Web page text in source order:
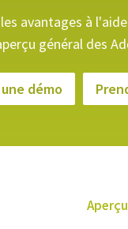
avantages à
général des
démo
Aperçu